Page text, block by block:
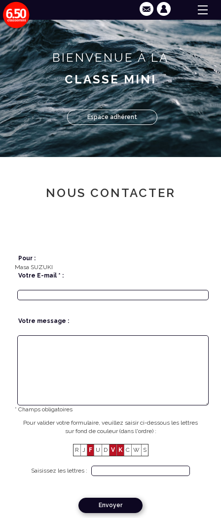
BIENVENUE À LA
CLASSE MINI
Espace adhérent
NOUS CONTACTER
Pour :
Masa SUZUKI
Votre E-mail * :
Votre message :
* Champs obligatoires
Pour valider votre formulaire, veuillez saisir ci-dessous les lettres
sur fond de couleur (dans l'ordre) :
R J F U D V K C W S
Saisissez les lettres :